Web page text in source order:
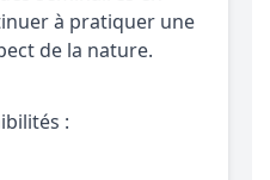
à pratiquer une
de la nature.
: